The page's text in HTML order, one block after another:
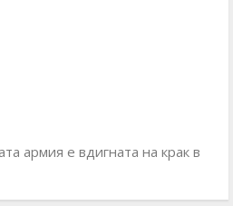
армия е вдигната на крак в